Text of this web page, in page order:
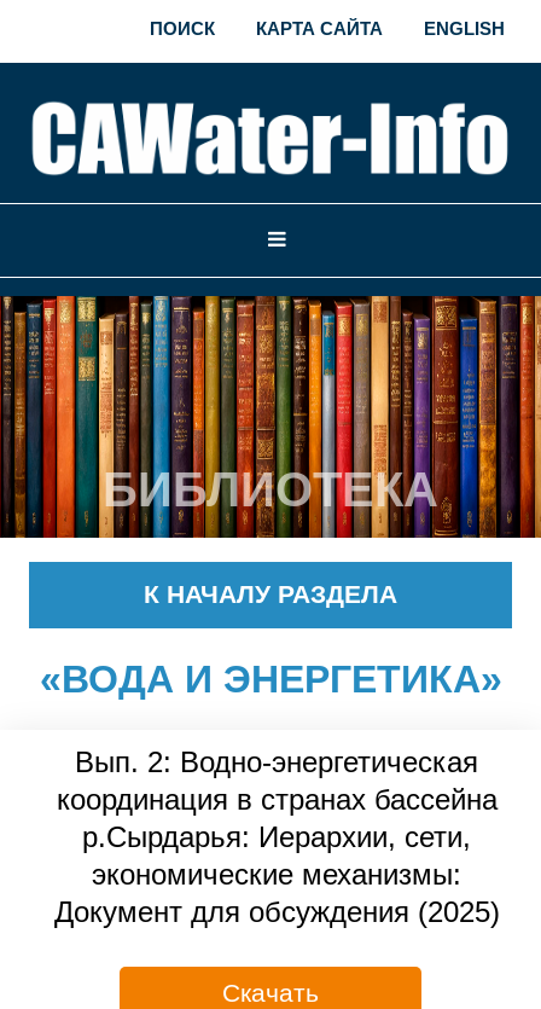
ПОИСК КАРТА САЙТА ENGLISH
БИБЛИОТЕКА
К НАЧАЛУ РАЗДЕЛА
«ВОДА И ЭНЕРГЕТИКА»
Вып. 2: Водно-энергетическая
координация в странах бассейна
р.Сырдарья: Иерархии, сети,
экономические механизмы:
Документ для обсуждения (2025)
Скачать